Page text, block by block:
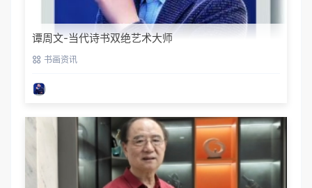
谭周文-当代诗书双绝艺术大师
书画资讯